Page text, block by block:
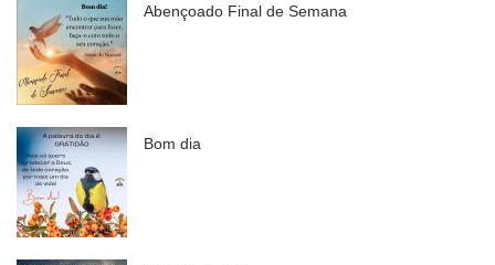
Abençoado Final de Semana
Bom dia